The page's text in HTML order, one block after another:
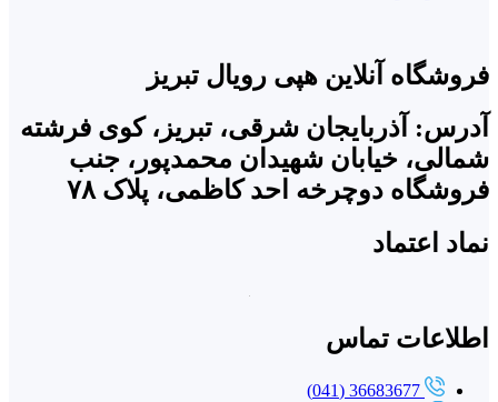
فروشگاه آنلاین هپی رویال تبریز
آدرس: آذربایجان شرقی، تبریز، کوی فرشته
شمالی، خیابان شهیدان محمدپور، جنب
فروشگاه دوچرخه احد کاظمی، پلاک ۷۸
نماد اعتماد
اطلاعات تماس
36683677 (041)